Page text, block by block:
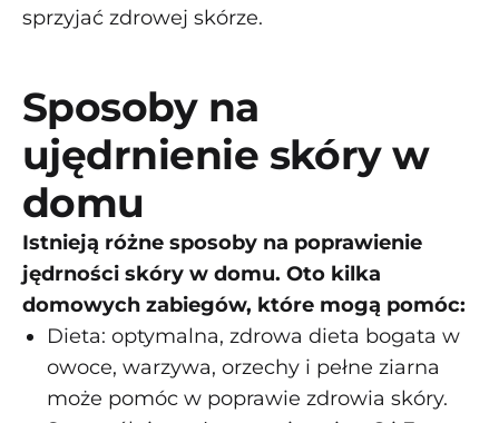
sprzyjać zdrowej skórze.
Sposoby na
ujędrnienie skóry w
domu
Istnieją różne sposoby na poprawienie
jędrności skóry w domu. Oto kilka
domowych zabiegów, które mogą pomóc:
Dieta: optymalna, zdrowa dieta bogata w
owoce, warzywa, orzechy i pełne ziarna
może pomóc w poprawie zdrowia skóry.